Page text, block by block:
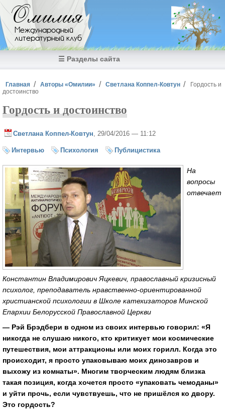
Перейти к основному содержанию
Омилия
Международный
литературный клуб
☰ Разделы сайта
Вы здесь
Главная Авторы «Омилии» Светлана Коппел-Ковтун
Гордость и
достоинство
Гордость и достоинство
Светлана Коппел-Ковтун , 29/04/2016 — 11:12
Интервью Психология Публицистика
На
вопросы
отвечает
Константин Владимирович Яцкевич, православный кризисный
психолог, преподаватель нравственно-ориентированной
христианской психологии в Школе катехизаторов Минской
Епархии Белорусской Православной Церкви
— Рэй Брэдбери в одном из своих интервью говорил: «Я
никогда не слушаю никого, кто критикует мои космические
путешествия, мои аттракционы или моих горилл. Когда это
происходит, я просто упаковываю моих динозавров и
выхожу из комнаты». Многим творческим людям близка
такая позиция, когда хочется просто «упаковать чемоданы»
и уйти прочь, если чувствуешь, что не пришёлся ко двору.
Это гордость?